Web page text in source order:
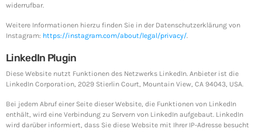
widerrufbar.
Weitere Informationen hierzu finden Sie in der Datenschutzerklärung von
Instagram: https://instagram.com/about/legal/privacy/.
LinkedIn Plugin
Diese Website nutzt Funktionen des Netzwerks LinkedIn. Anbieter ist die
LinkedIn Corporation, 2029 Stierlin Court, Mountain View, CA 94043, USA.
Bei jedem Abruf einer Seite dieser Website, die Funktionen von LinkedIn
enthält, wird eine Verbindung zu Servern von LinkedIn aufgebaut. LinkedIn
wird darüber informiert, dass Sie diese Website mit Ihrer IP-Adresse besucht